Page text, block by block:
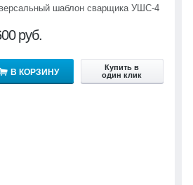
шаблон сварщика УШС-4
руб.
В КОРЗИНУ
Купить в
один клик